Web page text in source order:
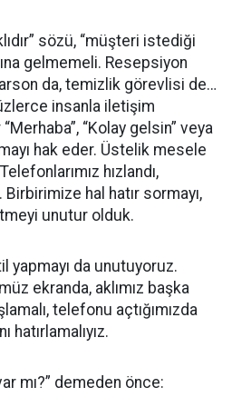
sözü, “müşteri istediği
gelmemeli. Resepsiyon
da, temizlik görevlisi de…
insanla iletişim
“Kolay gelsin” veya
hak eder. Üstelik mesele
hızlandı,
Birbirimize hal hatır sormayı,
unutur olduk.
yapmayı da unutuyoruz.
ekranda, aklımız başka
telefonu açtığımızda
hatırlamalıyız.
mı?” demeden önce: